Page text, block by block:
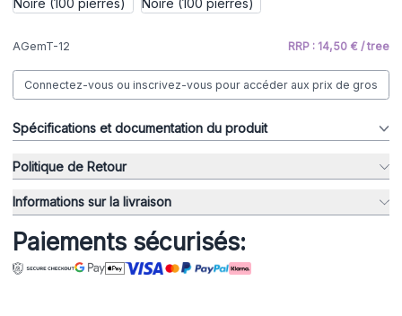
AGemT-12 RRP : 14,50 € / tree
Connectez-vous ou inscrivez-vous pour accéder aux prix de gros
Spécifications et documentation du produit
Politique de Retour
Informations sur la livraison
Paiements sécurisés: